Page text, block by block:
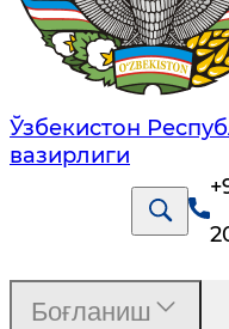
Ўзбекистон
вазирлиги
Боғланиш